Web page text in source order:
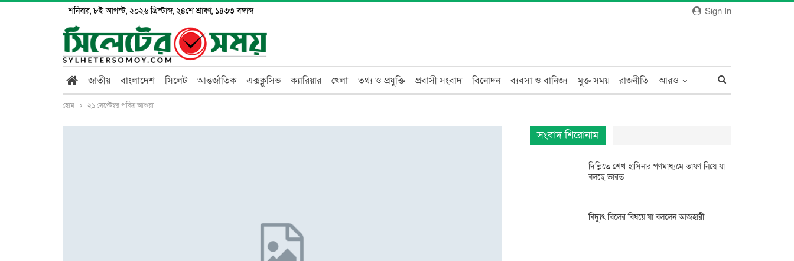
Sign In
শনিবার, ৮ই আগস্ট, ২০২৬ খ্রিস্টাব্দ, ২৪শে শ্রাবণ, ১৪৩৩ বঙ্গাব্দ
জাতীয় বাংলাদেশ সিলেট আন্তর্জাতিক এক্সক্লুসিভ ক্যারিয়ার খেলা তথ্য ও প্রযুক্তি প্রবাসী সংবাদ বিনোদন ব্যবসা ও বানিজ্য মুক্ত সময় রাজনীতি আরও
হোম ২১ সেপ্টেম্বর পবিত্র আশুরা
সংবাদ শিরোনাম
দিল্লিতে শেখ হাসিনার গণমাধ্যমে ভাষণ নিয়ে যা
বলছে ভারত
বিদ্যুৎ বিলের বিষয়ে যা বললেন আজহারী